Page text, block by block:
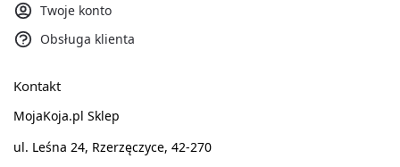
Twoje konto
Obsługa klienta
Kontakt
MojaKoja.pl Sklep
ul. Leśna 24, Rzerzęczyce, 42-270